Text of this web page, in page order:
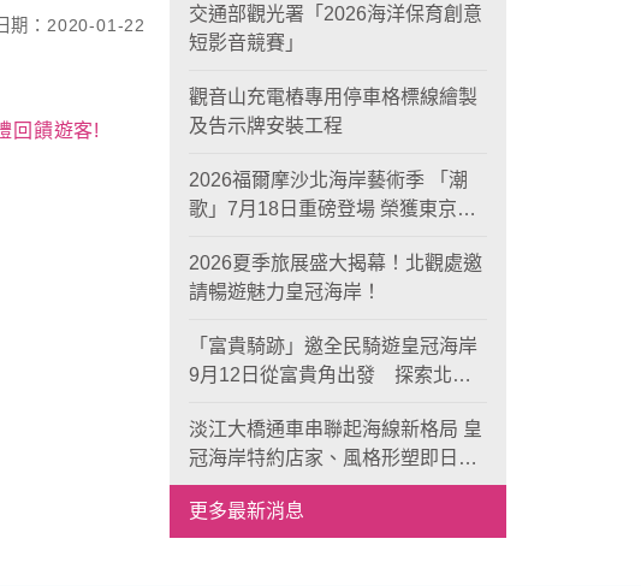
期：2020-01-22
回饋遊客!
交通部觀光署「2026海洋保育創意
短影音競賽」
觀音山充電樁專用停車格標線繪製
及告示牌安裝工程
2026福爾摩沙北海岸藝術季 「潮
歌」7月18日重磅登場 榮獲東京設
2026夏季旅展盛大揭幕！北觀處邀
請暢遊魅力皇冠海岸！
「富貴騎跡」邀全民騎遊皇冠海岸
9月12日從富貴角出發 探索北海
淡江大橋通車串聯起海線新格局 皇
冠海岸特約店家、風格形塑即日起
開放報名
更多最新消息